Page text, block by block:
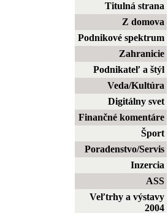
Titulná strana
Z domova
Podnikové spektrum
Zahranicie
Podnikateľ a štýl
Veda/Kultúra
Digitálny svet
Finančné komentáre
Šport
Poradenstvo/Servis
Inzercia
ASS
Veľtrhy a výstavy
2004